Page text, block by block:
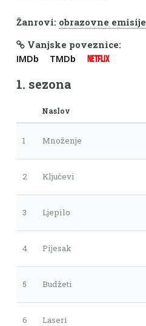
Žanrovi: obrazovne emisije
Vanjske poveznice:
IMDb TMDb NETFLIX
1. sezona
Naslov
1 Množenje
2 Ključevi
3 Ljepilo
4 Pijesak
5 Budžeti
6 Laseri